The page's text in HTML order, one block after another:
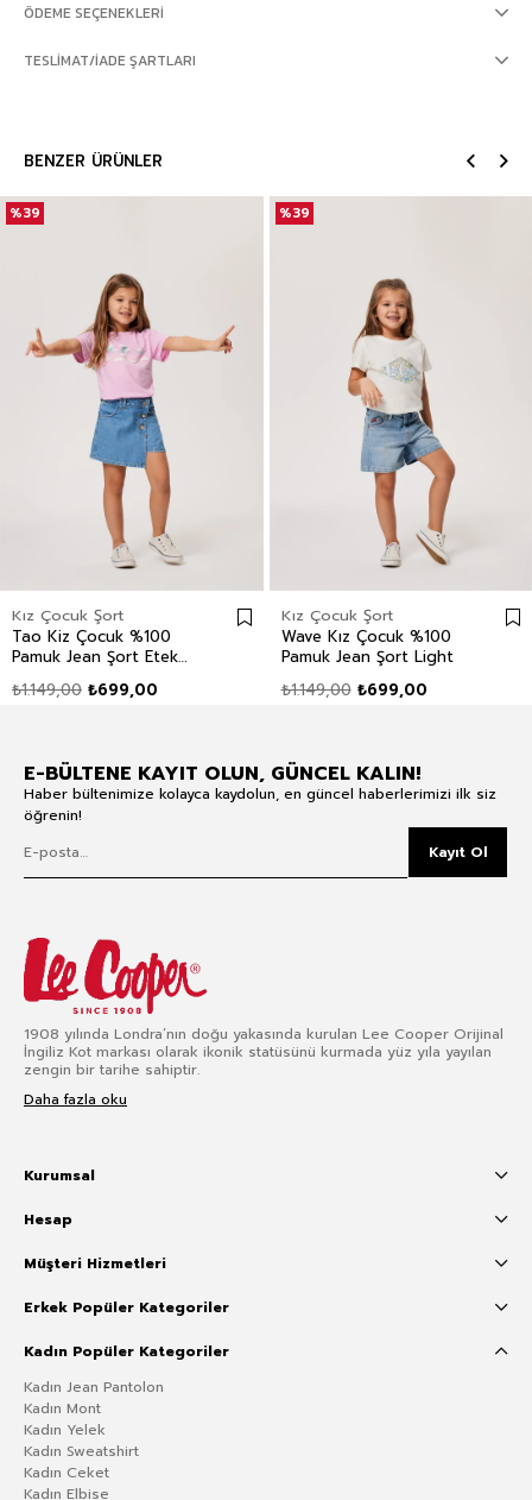
ÖDEME SEÇENEKLERI
TESLIMAT/İADE ŞARTLARI
BENZER ÜRÜNLER
Kız Çocuk Şort
Tao Kiz Çocuk %100
Pamuk Jean Şort Etek
₺699,00
₺1.149,00
%39
Kız Çocuk Şort
Wave Kız Çocuk %100
Pamuk Jean Şort Light
₺699,00
₺1.149,00
%39
E-BÜLTENE KAYIT OLUN, GÜNCEL KALIN!
Haber bültenimize kolayca kaydolun, en güncel haberlerimizi ilk siz
öğrenin!
Kayıt Ol
1908 yılında Londra’nın doğu yakasında kurulan Lee Cooper Orijinal
İngiliz Kot markası olarak ikonik statüsünü kurmada yüz yıla yayılan
zengin bir tarihe sahiptir.
Daha fazla oku
Kurumsal
Hesap
Müşteri Hizmetleri
Erkek Popüler Kategoriler
Kadın Popüler Kategoriler
Kadın Jean Pantolon
Kadın Mont
Kadın Yelek
Kadın Sweatshirt
Kadın Ceket
Kadın Elbise